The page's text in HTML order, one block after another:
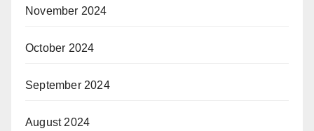
November 2024
October 2024
September 2024
August 2024